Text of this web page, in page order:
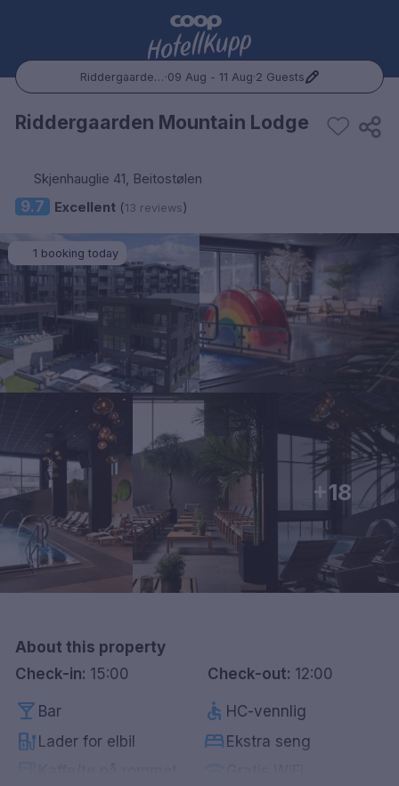
Riddergaarden Mountain Lodge ·09 Aug - 11 Aug·2 Guests
Popular Destinations:
Oslo
Bergen
Trondheim
Hele Sverige
Stockholm
Göteborg
Hele Danmark
Done
Riddergaarden Mountain Lodge
Skjenhauglie 41, Beitostølen
9.7 Excellent(13 reviews)
1 booking today
+18
About this property
Check-in: 15:00 Check-out: 12:00
local_bar Bar accessible HC-vennlig
ev_station Lader for elbil bed Ekstra seng